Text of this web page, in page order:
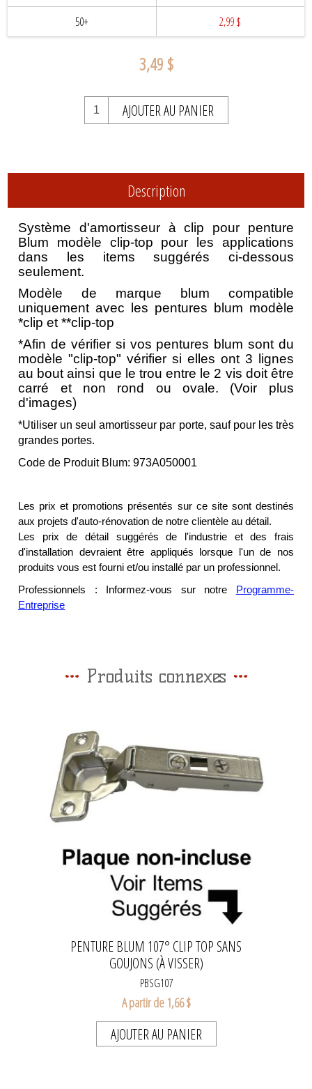
50+
2,99 $
3,49 $
AJOUTER AU PANIER
Description
Système d'amortisseur à clip pour penture
Blum modèle clip-top pour les applications
dans les items suggérés ci-dessous
seulement.
Modèle de marque blum compatible
uniquement avec les pentures blum modèle
*clip et **clip-top
*Afin de vérifier si vos pentures blum sont du
modèle "clip-top" vérifier si elles ont 3 lignes
au bout ainsi que le trou entre le 2 vis doit être
carré et non rond ou ovale. (Voir plus
d'images)
*Utiliser un seul amortisseur par porte, sauf pour les très
grandes portes.
Code de Produit Blum: 973A050001
Les prix et promotions présentés sur ce site sont destinés
aux projets d'auto-rénovation de notre clientèle au détail.
Les prix de détail suggérés de l'industrie et des frais
d'installation devraient être appliqués lorsque l'un de nos
produits vous est fourni et/ou installé par un professionnel.
Professionnels : Informez-vous sur notre
Programme-
Entreprise
Produits connexes
PENTURE BLUM 107° CLIP TOP SANS
GOUJONS (À VISSER)
PBSG107
A partir de 1,66 $
AJOUTER AU PANIER